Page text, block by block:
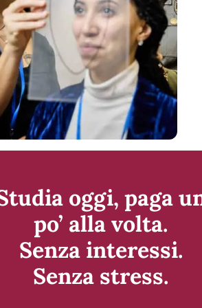
oggi, paga
po’ alla volta.
Senza interessi.
Senza stress.